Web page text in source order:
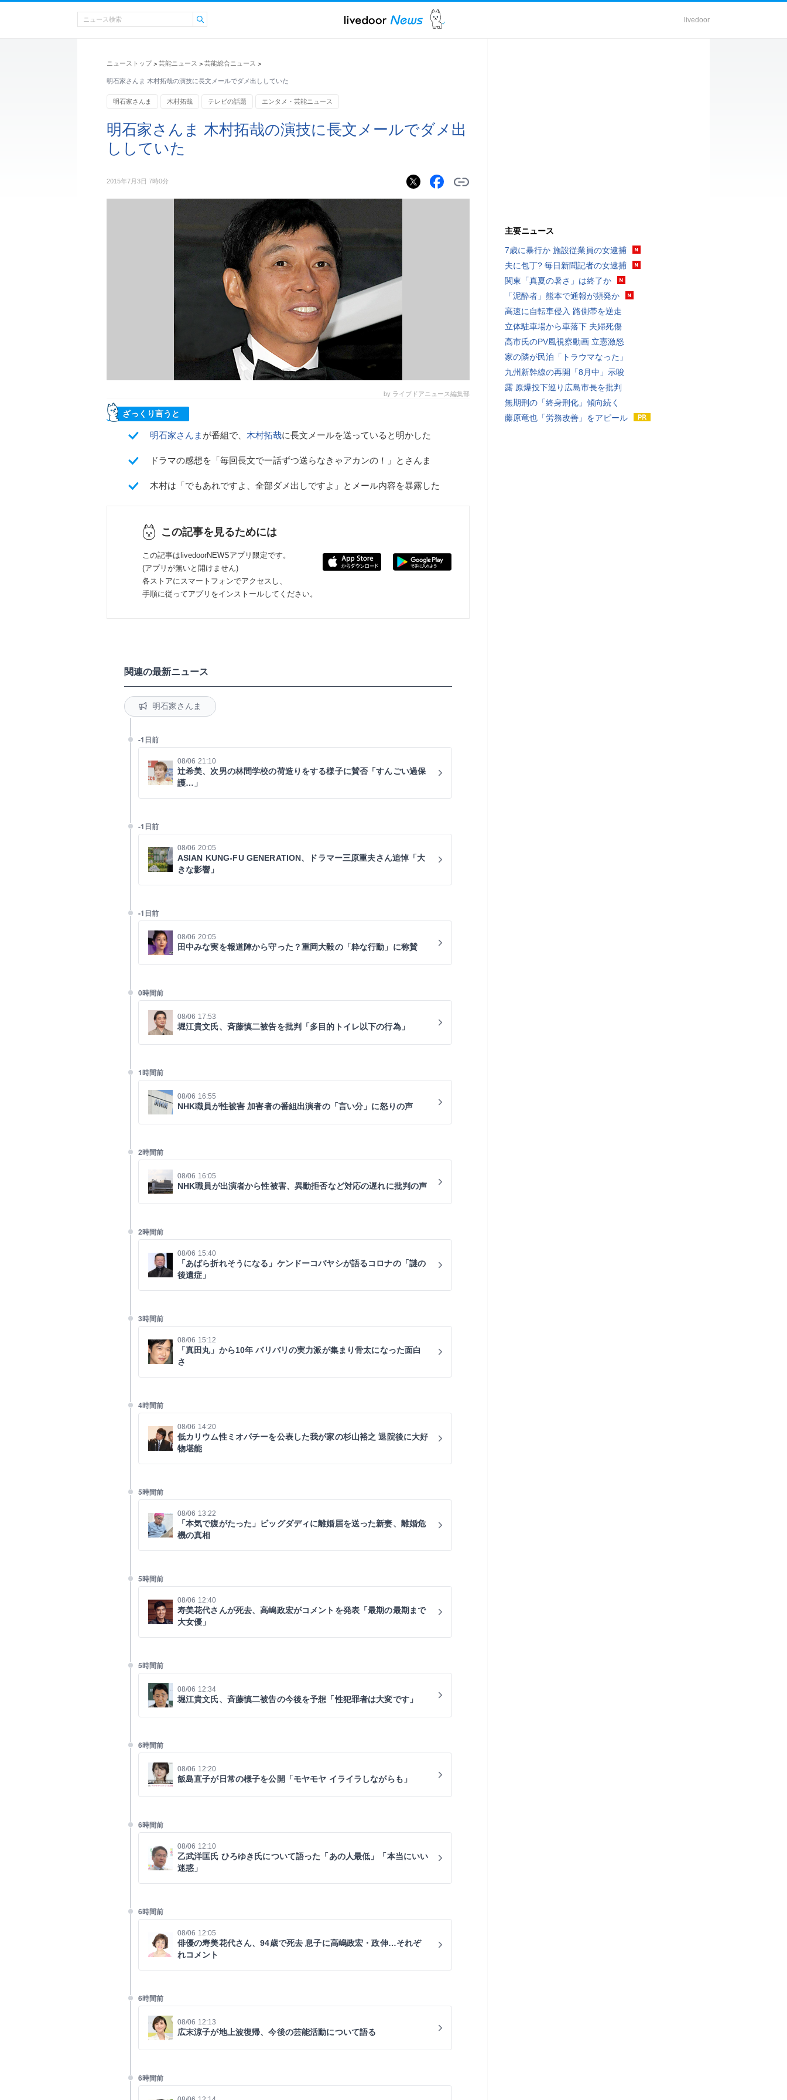
livedoor
ニューストップ > 芸能ニュース > 芸能総合ニュース >
明石家さんま 木村拓哉の演技に長文メールでダメ出ししていた
明石家さんま 木村拓哉 テレビの話題 エンタメ・芸能ニュース
明石家さんま 木村拓哉の演技に長文メールでダメ出
ししていた
2015年7月3日 7時0分
by ライブドアニュース編集部
ざっくり言うと
明石家さんま が番組で、 木村拓哉に長文メールを送っていると明かした
ドラマの感想を「毎回長文で一話ずつ送らなきゃアカンの！」とさんま
木村は「でもあれですよ、全部ダメ出しですよ」とメール内容を暴露した
この記事を見るためには
この記事はlivedoorNEWSアプリ限定です。
(アプリが無いと開けません)
各ストアにスマートフォンでアクセスし、
手順に従ってアプリをインストールしてください。
関連の最新ニュース
明石家さんま
-1日前
08/06 21:10
辻希美、次男の林間学校の荷造りをする様子に賛否「すんごい過保
護…」
-1日前
08/06 20:05
ASIAN KUNG-FU GENERATION、ドラマー三原重夫さん追悼「大
きな影響」
-1日前
08/06 20:05
田中みな実を報道陣から守った？重岡大毅の「粋な行動」に称賛
0時間前
08/06 17:53
堀江貴文氏、斉藤慎二被告を批判「多目的トイレ以下の行為」
1時間前
08/06 16:55
NHK職員が性被害 加害者の番組出演者の「言い分」に怒りの声
2時間前
08/06 16:05
NHK職員が出演者から性被害、異動拒否など対応の遅れに批判の声
2時間前
08/06 15:40
「あばら折れそうになる」ケンドーコバヤシが語るコロナの「謎の
後遺症」
3時間前
08/06 15:12
「真田丸」から10年 バリバリの実力派が集まり骨太になった面白
さ
4時間前
08/06 14:20
低カリウム性ミオパチーを公表した我が家の杉山裕之 退院後に大好
物堪能
5時間前
08/06 13:22
「本気で腹がたった」ビッグダディに離婚届を送った新妻、離婚危
機の真相
5時間前
08/06 12:40
寿美花代さんが死去、高嶋政宏がコメントを発表「最期の最期まで
大女優」
5時間前
08/06 12:34
堀江貴文氏、斉藤慎二被告の今後を予想「性犯罪者は大変です」
6時間前
08/06 12:20
飯島直子が日常の様子を公開「モヤモヤ イライラしながらも」
6時間前
08/06 12:10
乙武洋匡氏 ひろゆき氏について語った「あの人最低」「本当にいい
迷惑」
6時間前
08/06 12:05
俳優の寿美花代さん、94歳で死去 息子に高嶋政宏・政伸…それぞ
れコメント
6時間前
08/06 12:13
広末涼子が地上波復帰、今後の芸能活動について語る
6時間前
主要ニュース
7歳に暴行か 施設従業員の女逮捕
夫に包丁? 毎日新聞記者の女逮捕
関東「真夏の暑さ」は終了か
「泥酔者」熊本で通報が頻発か
高速に自転車侵入 路側帯を逆走
立体駐車場から車落下 夫婦死傷
高市氏のPV風視察動画 立憲激怒
家の隣が民泊「トラウマなった」
九州新幹線の再開「8月中」示唆
露 原爆投下巡り広島市長を批判
無期刑の「終身刑化」傾向続く
藤原竜也「労務改善」をアピール